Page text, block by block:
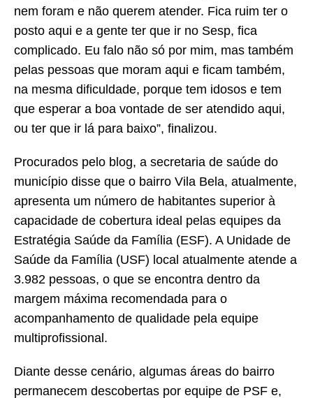
nem foram e não querem atender. Fica ruim ter o
posto aqui e a gente ter que ir no Sesp, fica
complicado. Eu falo não só por mim, mas também
pelas pessoas que moram aqui e ficam também,
na mesma dificuldade, porque tem idosos e tem
que esperar a boa vontade de ser atendido aqui,
ou ter que ir lá para baixo”, finalizou.
Procurados pelo blog, a secretaria de saúde do
município disse que o bairro Vila Bela, atualmente,
apresenta um número de habitantes superior à
capacidade de cobertura ideal pelas equipes da
Estratégia Saúde da Família (ESF). A Unidade de
Saúde da Família (USF) local atualmente atende a
3.982 pessoas, o que se encontra dentro da
margem máxima recomendada para o
acompanhamento de qualidade pela equipe
multiprofissional.
Diante desse cenário, algumas áreas do bairro
permanecem descobertas por equipe de PSF e,